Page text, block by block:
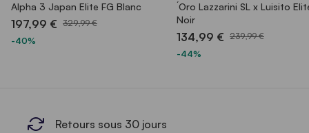
Alpha 3 Japan Elite FG Blanc
197,99 € 329,99 €
-40%
´Oro Lazzarini SL x Luisito
Noir
134,99 € 239,99 €
-44%
Retours sous 30 jours